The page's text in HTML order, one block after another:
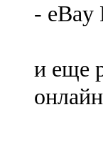
- eBay
и еще